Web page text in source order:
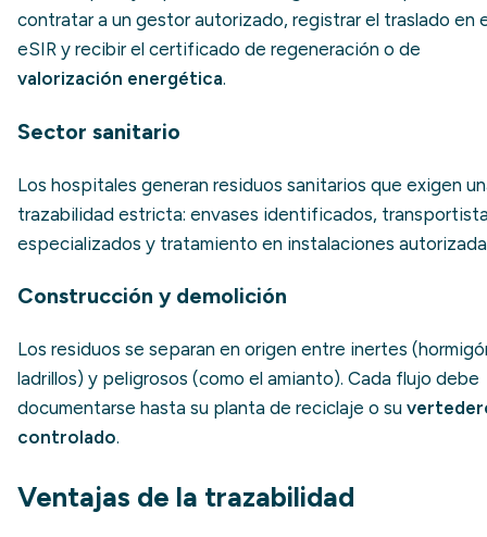
contratar a un gestor autorizado, registrar el traslado en
eSIR y recibir el certificado de regeneración o de
valorización energética.
Sector sanitario
Los hospitales generan residuos sanitarios que exigen
trazabilidad estricta: envases identificados,
especializados y tratamiento en instalaciones
Construcción y demolición
Los residuos se separan en origen entre inertes
ladrillos) y peligrosos (como el amianto). Cada flujo debe
documentarse hasta su planta de reciclaje o su
controlado.
Ventajas de la trazabilidad